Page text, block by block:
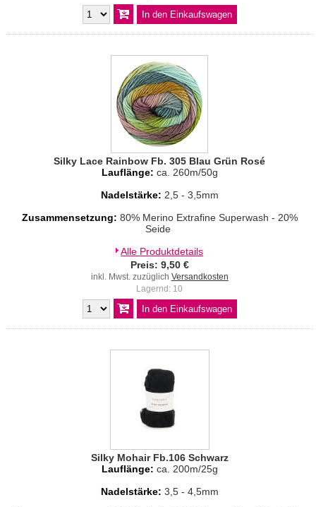
Silky Lace Rainbow Fb. 305 Blau Grün Rosé
Lauflänge: ca. 260m/50g
Nadelstärke: 2,5 - 3,5mm
Zusammensetzung: 80% Merino Extrafine Superwash - 20%
Seide
Alle Produktdetails
Preis: 9,50 €
inkl. Mwst. zuzüglich Versandkosten
Lagernd: 10
Silky Mohair Fb.106 Schwarz
Lauflänge: ca. 200m/25g
Nadelstärke: 3,5 - 4,5mm